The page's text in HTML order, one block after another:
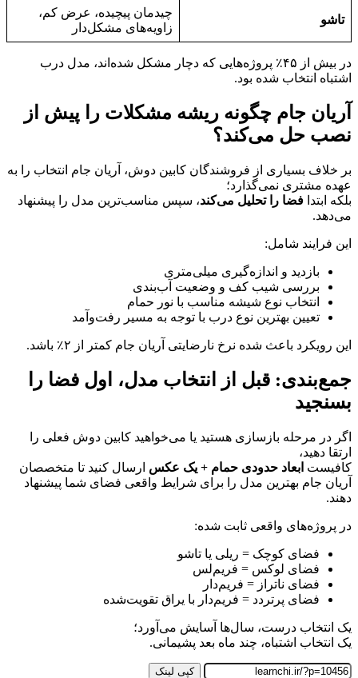
تاشو
چیدمان پیچیده، عرض کم،
زاویه‌های مشکل‌دار
در بیش از ۴۵٪ پروژه‌هایی که دچار مشکل شده‌اند، مدل درب
اشتباه انتخاب شده بود.
آریان جام چگونه ریشه مشکلات را پیش از
نصب حل می‌کند؟
بر خلاف بسیاری از فروشندگان کابین دوش، آریان جام انتخاب را به
عهده مشتری نمی‌گذارد؛
بلکه ابتدا فضا را تحلیل می‌کند، سپس مناسب‌ترین مدل را پیشنهاد
می‌دهد.
این فرایند شامل:
بازدید و اندازه‌گیری میلی‌متری
بررسی شیب کف و وضعیت آب‌بندی
انتخاب نوع شیشه مناسب با نور حمام
تعیین بهترین نوع درب با توجه به مسیر رفت‌وآمد
این رویکرد باعث شده نرخ نارضایتی آریان جام کمتر از ۲٪ باشد.
جمع‌بندی: قبل از انتخاب مدل، اول فضا را
بسنجید
اگر در مرحله بازسازی هستید یا می‌خواهید کابین دوش فعلی را
ارتقا دهید،
کافیست ابعاد حدودی حمام + یک عکس ارسال کنید تا متخصصان
آریان جام بهترین مدل را برای شرایط واقعی فضای شما پیشنهاد
دهند.
در پروژه‌های واقعی ثابت شده:
فضای کوچک = ریلی یا تاشو
فضای لوکس = فریم‌لس
فضای ناتراز = فریم‌دار
فضای پرتردد = فریم‌دار با یراق تقویت‌شده
یک انتخاب درست، سال‌ها آسایش می‌آورد؛
یک انتخاب اشتباه، چند ماه بعد پشیمانی.
کپی لینک